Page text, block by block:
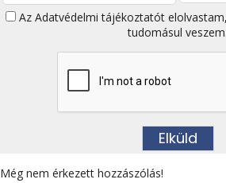
Az Adatvédelmi tájékoztatót
tudomásul veszem.
Még nem érkezett hozzászólás!